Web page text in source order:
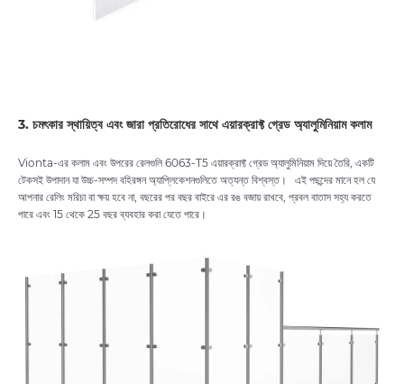
3. চমৎকার স্থায়িত্ব এবং জারা প্রতিরোধের সাথে এয়ারক্রাফ্ট গ্রেড অ্যালুমিনিয়াম কলাম
Vionta-এর কলাম এবং উপরের রেলগুলি 6063-T5 এয়ারক্রাফ্ট গ্রেড অ্যালুমিনিয়াম দিয়ে তৈরি, একটি
টেকসই উপাদান যা উচ্চ-সম্পদ বহিরঙ্গন অ্যাপ্লিকেশনগুলিতে অত্যন্ত বিশ্বস্ত। এই পছন্দের মানে হল যে
আপনার রেলিং মরিচা বা ক্ষয় হবে না, বছরের পর বছর বাইরে এর রঙ বজায় রাখবে, প্রবল বাতাস সহ্য করতে
পারে এবং 15 থেকে 25 বছর ব্যবহার করা যেতে পারে।